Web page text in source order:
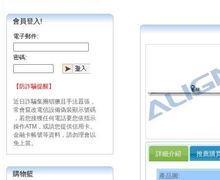
會員登入!
電子郵件:
密碼:
【防詐騙提醒】
近日詐騙集團猖獗且手法囂張，
常會竄改電信設備偽裝顯示號碼
，若您接獲任何電話要您依指示
操作ATM，或請您提供信用卡、
金融卡帳號等資料，請勿理會以
免上當。
購物籃
詳細介紹 推薦購
產品圖: